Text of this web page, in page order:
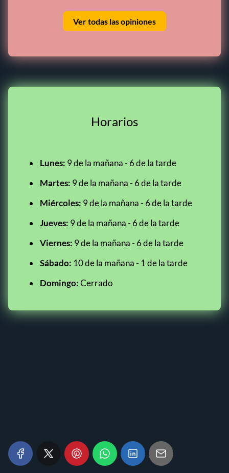
Ver todas las opiniones
Horarios
Lunes: 9 de la mañana - 6 de la tarde
Martes: 9 de la mañana - 6 de la tarde
Miércoles: 9 de la mañana - 6 de la tarde
Jueves: 9 de la mañana - 6 de la tarde
Viernes: 9 de la mañana - 6 de la tarde
Sábado: 10 de la mañana - 1 de la tarde
Domingo:Cerrado